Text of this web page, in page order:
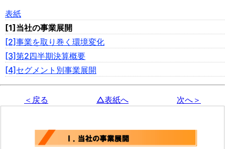
表紙
[1]当社の事業展開
[2]事業を取り巻く環境変化
[3]第2四半期決算概要
[4]セグメント別事業展開
＜戻る △表紙へ 次へ＞